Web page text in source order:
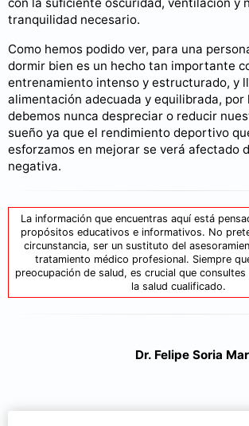
con la suficiente oscuridad, ventilación y
tranquilidad necesario.
Como hemos podido ver, para una
dormir bien es un hecho tan importante
entrenamiento intenso y estructurado, y
alimentación adecuada y equilibrada, por
debemos nunca despreciar o reducir
sueño ya que el rendimiento deportivo
esforzamos en mejorar se verá afectado
negativa.
La información que encuentras aquí está
propósitos educativos e informativos. No
circunstancia, ser un sustituto del
tratamiento médico profesional. Siempre
preocupación de salud, es crucial que
la salud cualificado.
Dr. Felipe Soria